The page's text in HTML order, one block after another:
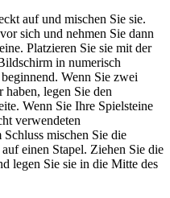
auf und mischen Sie sie.
sich und nehmen Sie dann
Platzieren Sie sie mit der
in numerisch
Wenn Sie zwei
legen Sie den
Wenn Sie Ihre Spielsteine
verwendeten
mischen Sie die
einen Stapel. Ziehen Sie die
legen Sie sie in die Mitte des